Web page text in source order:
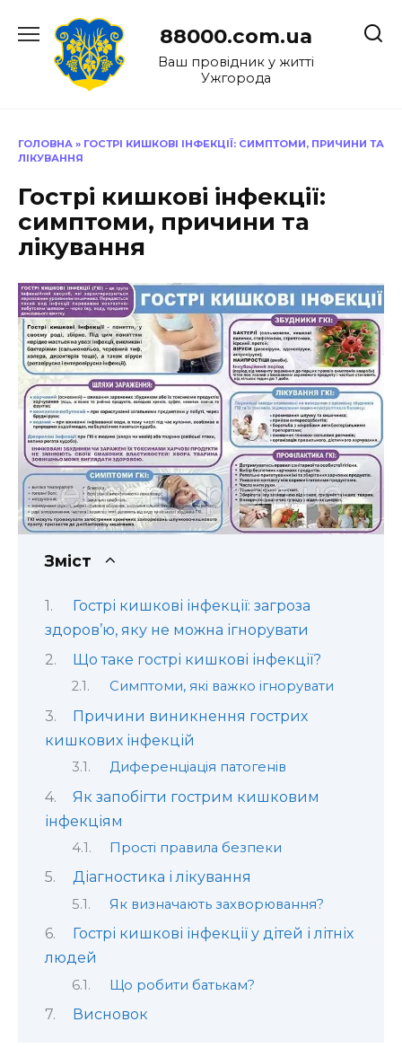
до
88000.com.ua
Ваш провідник у житті
Ужгорода
ГОЛОВНА » ГОСТРІ КИШКОВІ ІНФЕКЦІЇ: СИМПТОМИ, ПРИЧИНИ ТА
ЛІКУВАННЯ
Гострі кишкові інфекції:
симптоми, причини та
лікування
Зміст
Гострі кишкові інфекції: загроза
здоров’ю, яку не можна ігнорувати
Що таке гострі кишкові інфекції?
Симптоми, які важко ігнорувати
Причини виникнення гострих
кишкових інфекцій
Диференціація патогенів
Як запобігти гострим кишковим
інфекціям
Прості правила безпеки
Діагностика і лікування
Як визначають захворювання?
Гострі кишкові інфекції у дітей і літніх
людей
Що робити батькам?
Висновок